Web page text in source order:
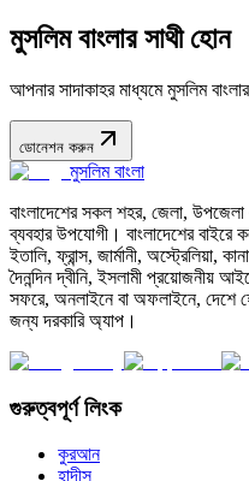
মুসলিম বাংলার সাথী হোন
আপনার সাদাকাহর মাধ্যমে মুসলিম
ডোনেশন করুন
মুসলিম বাংলা
বাংলাদেশের সকল শহর, জেলা, উপজেলা
ব্যবহার উপযোগী। বাংলাদেশের
ইতালি, ফ্রান্স, জার্মানী, অস্ট্রেলিয়া,
দৈনন্দিন দ্বীনি, ইসলামী প্রয়োজনীয়
সফরে, অনলাইনে বা অফলাইনে, দেশে
জন্য দরকারি অ্যাপ।
গুরুত্বপূর্ণ লিংক
কুরআন
হাদীস